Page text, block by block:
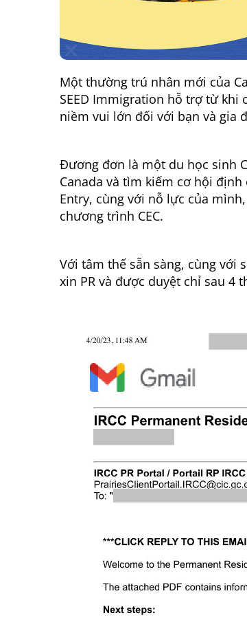
Một thường trú nhân mới của
SEED Immigration hỗ trợ từ khi
niềm vui lớn đối với bạn và gia
Đương đơn là một du học sinh
Canada và tìm kiếm cơ hội
Entry, cùng với nỗ lực của
chương trình CEC.
Với tâm thế sẵn sàng, cùng với
xin PR và được duyệt chỉ sau 4